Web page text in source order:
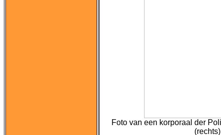
Foto van een korporaal der